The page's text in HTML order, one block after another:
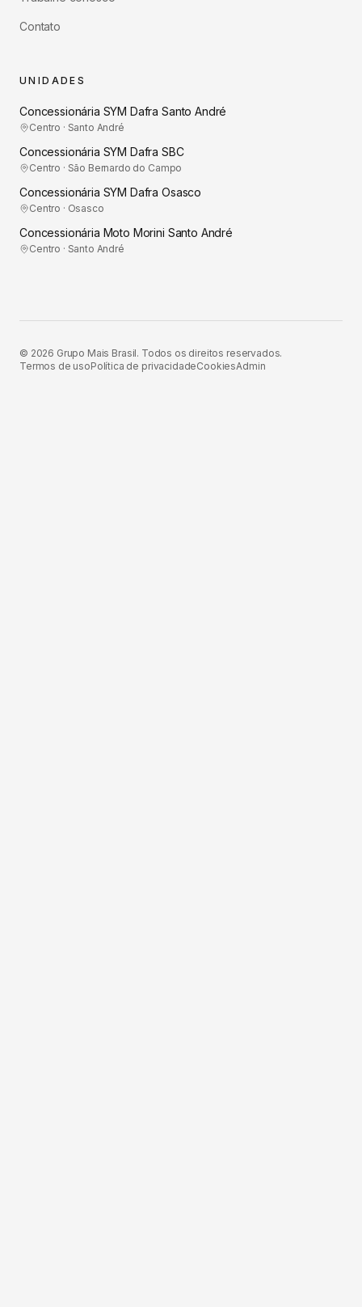
Contato
UNIDADES
Concessionária SYM Dafra Santo André
Centro · Santo André
Concessionária SYM Dafra SBC
Centro · São Bernardo do Campo
Concessionária SYM Dafra Osasco
Centro · Osasco
Concessionária Moto Morini Santo André
Centro · Santo André
© 2026 Grupo Mais Brasil. Todos os direitos reservados.
Termos de usoPolítica de privacidadeCookiesAdmin